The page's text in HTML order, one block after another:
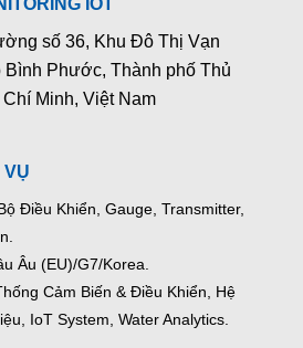
số 36, Khu Đô Thị Vạn
Phước, Thành phố Thủ
Minh, Việt Nam
VỤ
Điều Khiển, Gauge, Transmitter,
Âu (EU)/G7/Korea.
Cảm Biến & Điều Khiển, Hệ
IoT System, Water Analytics.